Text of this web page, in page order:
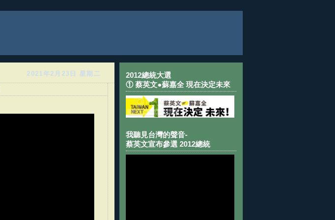
2021年2月23日 星期二
2012總統大選
① 蔡英文●蘇嘉全 現在決定未來
我聽見台灣的聲音-
蔡英文宣布參選 2012總統